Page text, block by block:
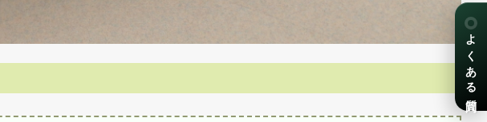
よくある質問